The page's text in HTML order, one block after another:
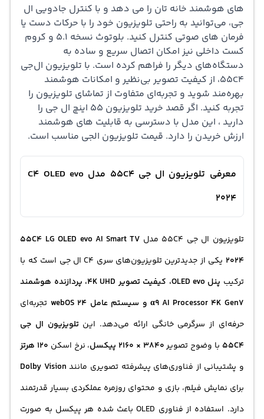
های هوشمند خانه‌ تان را می‌ دهد و با کنترل جادویی ال‌
جی، می‌توانید به راحتی تلویزیون خود را با حرکات دست یا
فرمان‌ های صوتی کنترل کنید. بلوتوث نسخه 5.1 و کروم
کست داخلی نیز امکان اتصال سریع و ساده به
دستگاه‌های دیگر را فراهم کرده است. با تلویزیون ال‌جی
55C4، از کیفیت تصویر بی‌نظیر و امکانات هوشمند
بهره‌مند شوید و تجربه‌ای متفاوت از تماشای تلویزیون را
تجربه کنید. اگر قصد خرید تلویزیون 55 اینچ ال جی را
دارید ، این مدل با دسترسی به قابلیت های هوشمند
ارزش خریدن را دارد. قیمت تلویزیون الجی مناسب است.
معرفی تلویزیون ال جی 55C4 مدل C4 OLED evo
2024
تلویزیون ال جی 55C4 مدل
55C4 LG OLED evo AI Smart TV
2024
یکی از جدیدترین تلویزیون‌های سری C4 ال جی است که با
ترکیب
پنل OLED evo، کیفیت تصویر 4K UHD، پردازنده هوشمند
α9 AI Processor 4K Gen7 و سیستم عامل webOS 24
تجربه‌ای
حرفه‌ای از سرگرمی خانگی ارائه می‌دهد. اینتلویزیون ال جی
55C4 با وضوح تصویر3840 × 2160 پیکسل ، نرخ اسکن 120 هرتز
و پشتیبانی از فناوری‌های پیشرفته تصویری مانند Dolby Vision
برای نمایش فیلم، بازی و محتوای روزمره عملکردی بسیار قدرتمند
دارد. استفاده از فناوری OLED باعث شده هر پیکسل به صورت